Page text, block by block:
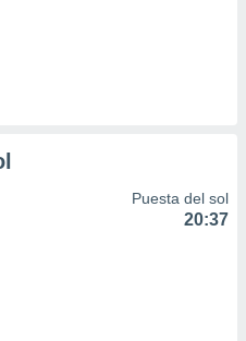
Puesta del sol
20:37